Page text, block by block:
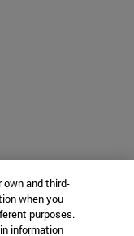
and third-
when you
purposes.
information